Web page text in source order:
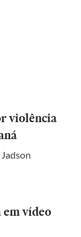
violência
vídeo